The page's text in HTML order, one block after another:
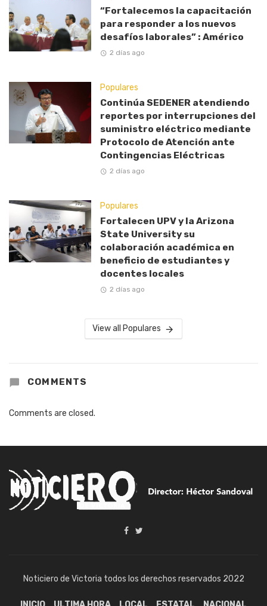
“Fortalecemos la capacitación
para responder a los nuevos
desafíos laborales” : Américo
2 días ago
Populares
Continúa SEDENER atendiendo
reportes por interrupciones del
suministro eléctrico mediante
Protocolo de Atención ante
Contingencias Eléctricas
2 días ago
Populares
Fortalecen UPV y la Arizona
State University su
colaboración académica en
beneficio de estudiantes y
docentes locales
2 días ago
View all Populares
COMMENTS
Comments are closed.
Noticiero de Victoria todos los derechos reservados 2022